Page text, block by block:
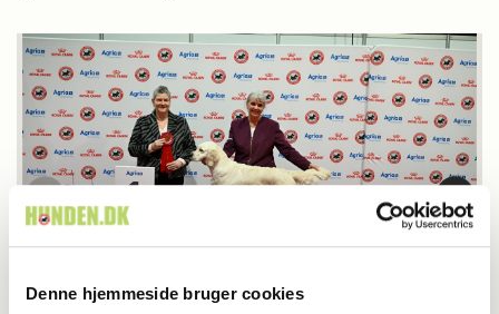
Denne hjemmeside bruger cookies